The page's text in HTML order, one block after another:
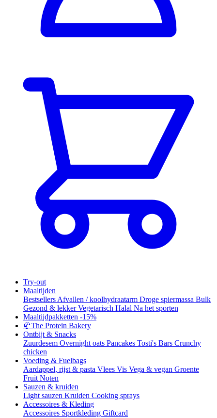
Try-out
Maaltijden
Bestsellers Afvallen / koolhydraatarm Droge spiermassa Bulk
Gezond & lekkerVegetarisch Halal Na het sporten
Maaltijdpakketten -15%
🥐The Protein Bakery
Ontbijt & Snacks
Zuurdesem Overnight oats Pancakes Tosti's Bars Crunchy
chicken
Voeding & Fuelbags
Aardappel, rijst & pasta Vlees Vis Vega & vegan Groente
Fruit Noten
Sauzen & kruiden
Light sauzen Kruiden Cooking sprays
Accessoires & Kleding
Accessoires Sportkleding Giftcard